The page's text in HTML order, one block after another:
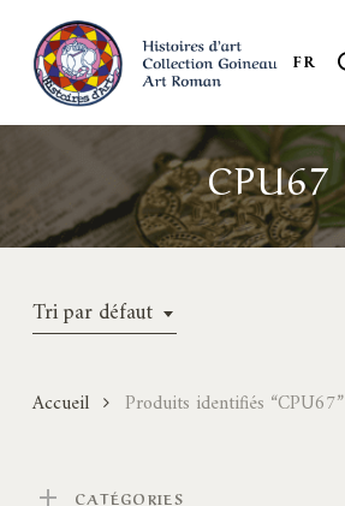
main
content
FR
CPU67
Tri par défaut
Accueil Produits identifiés “CPU67”
CATÉGORIES